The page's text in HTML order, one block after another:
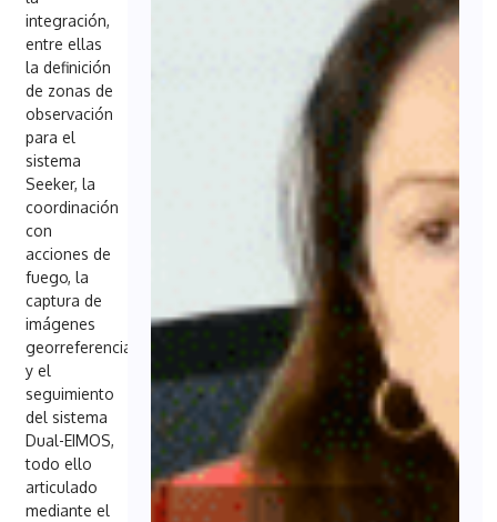
integración,
entre ellas
la definición
de zonas de
observación
para el
sistema
Seeker, la
coordinación
con
acciones de
fuego, la
captura de
imágenes
georreferenciadas
y el
seguimiento
del sistema
Dual-EIMOS,
todo ello
articulado
mediante el